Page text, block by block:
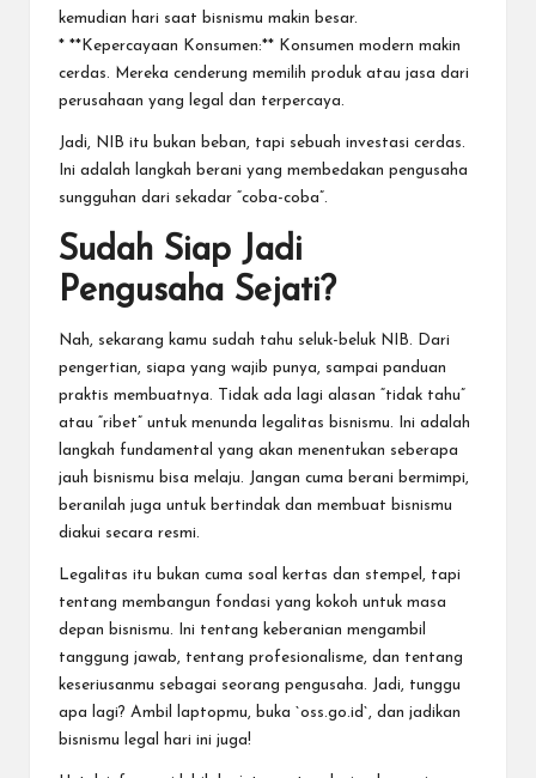
kemudian hari saat bisnismu makin besar.
* **Kepercayaan Konsumen:** Konsumen modern makin
cerdas. Mereka cenderung memilih produk atau jasa dari
perusahaan yang legal dan terpercaya.
Jadi, NIB itu bukan beban, tapi sebuah investasi cerdas.
Ini adalah langkah berani yang membedakan pengusaha
sungguhan dari sekadar “coba-coba”.
Sudah Siap Jadi
Pengusaha Sejati?
Nah, sekarang kamu sudah tahu seluk-beluk NIB. Dari
pengertian, siapa yang wajib punya, sampai panduan
praktis membuatnya. Tidak ada lagi alasan “tidak tahu”
atau “ribet” untuk menunda legalitas bisnismu. Ini adalah
langkah fundamental yang akan menentukan seberapa
jauh bisnismu bisa melaju. Jangan cuma berani bermimpi,
beranilah juga untuk bertindak dan membuat bisnismu
diakui secara resmi.
Legalitas itu bukan cuma soal kertas dan stempel, tapi
tentang membangun fondasi yang kokoh untuk masa
depan bisnismu. Ini tentang keberanian mengambil
tanggung jawab, tentang profesionalisme, dan tentang
keseriusanmu sebagai seorang pengusaha. Jadi, tunggu
apa lagi? Ambil laptopmu, buka `oss.go.id`, dan jadikan
bisnismu legal hari ini juga!